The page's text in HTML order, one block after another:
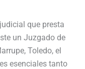
que presta
un Juzgado de
Toledo, el
esenciales tanto